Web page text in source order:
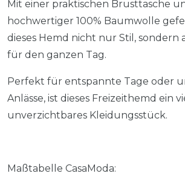
Mit einer praktischen Brusttasche
hochwertiger 100% Baumwolle
dieses Hemd nicht nur Stil, sondern
für den ganzen Tag.
Perfekt für entspannte Tage oder
Anlässe, ist dieses Freizeithemd ein
unverzichtbares Kleidungsstück.
Maßtabelle CasaModa: